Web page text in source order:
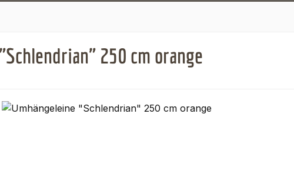
250 cm orange